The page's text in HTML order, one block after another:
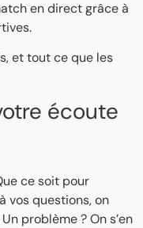
en direct grâce à
et tout ce que les
écoute
ce soit pour
vos questions, on
problème ? On s’en